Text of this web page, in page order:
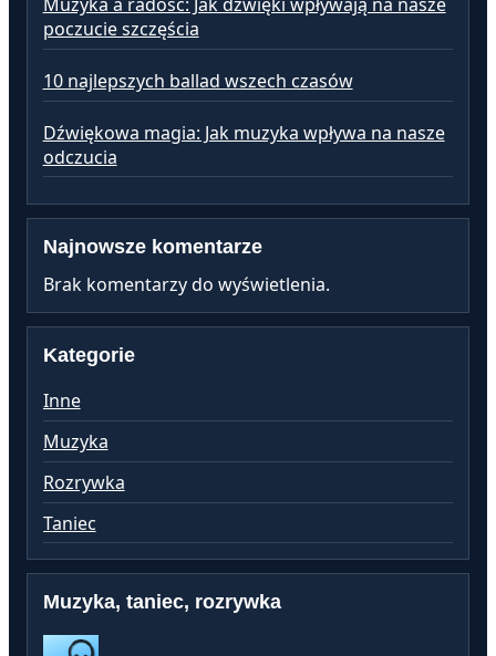
poczucie szczęścia
10 najlepszych ballad wszech czasów
Dźwiękowa magia: Jak muzyka wpływa na nasze
odczucia
Najnowsze komentarze
Brak komentarzy do wyświetlenia.
Kategorie
Inne
Muzyka
Rozrywka
Taniec
Muzyka, taniec, rozrywka